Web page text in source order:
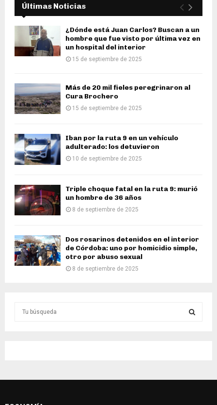
Últimas Noticias
¿Dónde está Juan Carlos? Buscan a un
hombre que fue visto por última vez en
un hospital del interior
15 de septiembre de 2025
Más de 20 mil fieles peregrinaron al
Cura Brochero
15 de septiembre de 2025
Iban por la ruta 9 en un vehículo
adulterado: los detuvieron
10 de septiembre de 2025
Triple choque fatal en la ruta 9: murió
un hombre de 36 años
8 de septiembre de 2025
Dos rosarinos detenidos en el interior
de Córdoba: uno por homicidio simple,
otro por abuso sexual
8 de septiembre de 2025
o